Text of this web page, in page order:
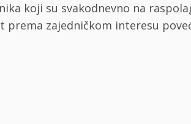
koji su svakodnevno na
prema zajedničkom interesu